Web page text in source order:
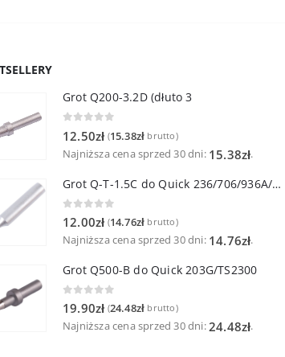
Grot Q200-3.2D (dłuto 3
12.50zł (15.38zł brutto)
Najniższa cena sprzed 30 dni: 15.38zł.
Grot Q-T-1.5C do Quick 236/706/936A/3104/3102/TS1100
12.00zł (14.76zł brutto)
Najniższa cena sprzed 30 dni: 14.76zł.
Grot Q500-B do Quick 203G/TS2300
0 out of 5
19.90zł (24.48zł brutto)
Najniższa cena sprzed 30 dni:24.48zł.